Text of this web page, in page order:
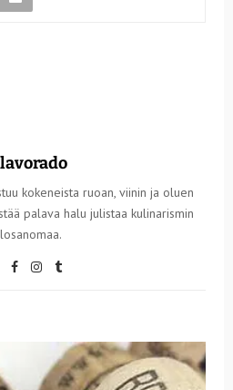
kokeneista ruoan, viinin ja oluen
palava halu julistaa kulinarismin